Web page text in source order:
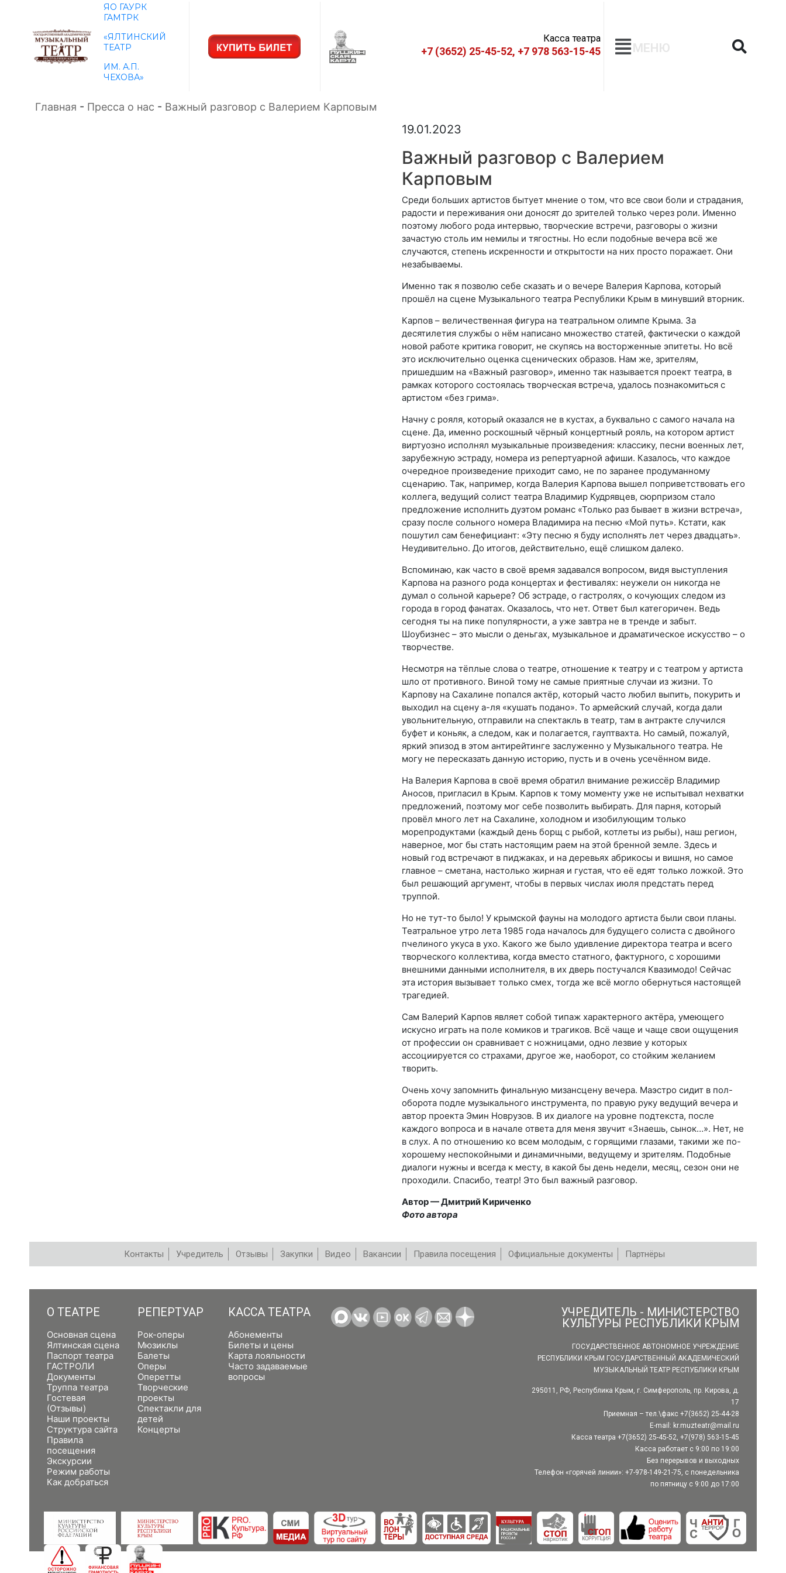
ЯО ГАУРК
ГАМТРК
«ЯЛТИНСКИЙ
ТЕАТР
ИМ. А.П.
ЧЕХОВА»
Касса театра
+7 (3652) 25-45-52, +7 978 563-15-45 МЕНЮ
Главная - Пресса о нас - Важный разговор с Валерием Карповым
19.01.2023
Важный разговор с Валерием
Карповым
Среди больших артистов бытует мнение о том, что все свои боли и страдания,
радости и переживания они доносят до зрителей только через роли. Именно
поэтому любого рода интервью, творческие встречи, разговоры о жизни
зачастую столь им немилы и тягостны. Но если подобные вечера всё же
случаются, степень искренности и открытости на них просто поражает. Они
незабываемы.
Именно так я позволю себе сказать и о вечере Валерия Карпова, который
прошёл на сцене Музыкального театра Республики Крым в минувший вторник.
Карпов – величественная фигура на театральном олимпе Крыма. За
десятилетия службы о нём написано множество статей, фактически о каждой
новой работе критика говорит, не скупясь на восторженные эпитеты. Но всё
это исключительно оценка сценических образов. Нам же, зрителям,
пришедшим на «Важный разговор», именно так называется проект театра, в
рамках которого состоялась творческая встреча, удалось познакомиться с
артистом «без грима».
Начну с рояля, который оказался не в кустах, а буквально с самого начала на
сцене. Да, именно роскошный чёрный концертный рояль, на котором артист
виртуозно исполнял музыкальные произведения: классику, песни военных лет,
зарубежную эстраду, номера из репертуарной афиши. Казалось, что каждое
очередное произведение приходит само, не по заранее продуманному
сценарию. Так, например, когда Валерия Карпова вышел поприветствовать его
коллега, ведущий солист театра Владимир Кудрявцев, сюрпризом стало
предложение исполнить дуэтом романс «Только раз бывает в жизни встреча»,
сразу после сольного номера Владимира на песню «Мой путь». Кстати, как
пошутил сам бенефициант: «Эту песню я буду исполнять лет через двадцать».
Неудивительно. До итогов, действительно, ещё слишком далеко.
Вспоминаю, как часто в своё время задавался вопросом, видя выступления
Карпова на разного рода концертах и фестивалях: неужели он никогда не
думал о сольной карьере? Об эстраде, о гастролях, о кочующих следом из
города в город фанатах. Оказалось, что нет. Ответ был категоричен. Ведь
сегодня ты на пике популярности, а уже завтра не в тренде и забыт.
Шоубизнес – это мысли о деньгах, музыкальное и драматическое искусство – о
творчестве.
Несмотря на тёплые слова о театре, отношение к театру и с театром у артиста
шло от противного. Виной тому не самые приятные случаи из жизни. То
Карпову на Сахалине попался актёр, который часто любил выпить, покурить и
выходил на сцену а-ля «кушать подано». То армейский случай, когда дали
увольнительную, отправили на спектакль в театр, там в антракте случился
буфет и коньяк, а следом, как и полагается, гауптвахта. Но самый, пожалуй,
яркий эпизод в этом антирейтинге заслуженно у Музыкального театра. Не
могу не пересказать данную историю, пусть и в очень усечённом виде.
На Валерия Карпова в своё время обратил внимание режиссёр Владимир
Аносов, пригласил в Крым. Карпов к тому моменту уже не испытывал нехватки
предложений, поэтому мог себе позволить выбирать. Для парня, который
провёл много лет на Сахалине, холодном и изобилующим только
морепродуктами (каждый день борщ с рыбой, котлеты из рыбы), наш регион,
наверное, мог бы стать настоящим раем на этой бренной земле. Здесь и
новый год встречают в пиджаках, и на деревьях абрикосы и вишня, но самое
главное – сметана, настолько жирная и густая, что её едят только ложкой. Это
был решающий аргумент, чтобы в первых числах июля предстать перед
труппой.
Но не тут-то было! У крымской фауны на молодого артиста были свои планы.
Театральное утро лета 1985 года началось для будущего солиста с двойного
пчелиного укуса в ухо. Какого же было удивление директора театра и всего
творческого коллектива, когда вместо статного, фактурного, с хорошими
внешними данными исполнителя, в их дверь постучался Квазимодо! Сейчас
эта история вызывает только смех, тогда же всё могло обернуться настоящей
трагедией.
Сам Валерий Карпов являет собой типаж характерного актёра, умеющего
искусно играть на поле комиков и трагиков. Всё чаще и чаще свои ощущения
от профессии он сравнивает с ножницами, одно лезвие у которых
ассоциируется со страхами, другое же, наоборот, со стойким желанием
творить.
Очень хочу запомнить финальную мизансцену вечера. Маэстро сидит в пол-
оборота подле музыкального инструмента, по правую руку ведущий вечера и
автор проекта Эмин Новрузов. В их диалоге на уровне подтекста, после
каждого вопроса и в начале ответа для меня звучит «Знаешь, сынок…». Нет, не
в слух. А по отношению ко всем молодым, с горящими глазами, такими же по-
хорошему неспокойными и динамичными, ведущему и зрителям. Подобные
диалоги нужны и всегда к месту, в какой бы день недели, месяц, сезон они не
проходили. Спасибо, театр! Это был важный разговор.
Автор — Дмитрий Кириченко
Фото автора
Контакты Учредитель Отзывы Закупки Видео Вакансии Правила посещения Официальные документы Партнёры
О ТЕАТРЕ
Основная сцена
Ялтинская сцена
Паспорт театра
ГАСТРОЛИ
Документы
Труппа театра
Гостевая
(Отзывы)
Наши проекты
Структура сайта
Правила
посещения
Экскурсии
Режим работы
Как добраться
РЕПЕРТУАР
Рок-оперы
Мюзиклы
Балеты
Оперы
Оперетты
Творческие
проекты
Спектакли для
детей
Концерты
КАССА ТЕАТРА
Абонементы
Билеты и цены
Карта лояльности
Часто задаваемые
вопросы
УЧРЕДИТЕЛЬ - МИНИСТЕРСТВО
КУЛЬТУРЫ РЕСПУБЛИКИ КРЫМ
ГОСУДАРСТВЕННОЕ АВТОНОМНОЕ УЧРЕЖДЕНИЕ
РЕСПУБЛИКИ КРЫМ ГОСУДАРСТВЕННЫЙ АКАДЕМИЧЕСКИЙ
МУЗЫКАЛЬНЫЙ ТЕАТР РЕСПУБЛИКИ КРЫМ
295011, РФ, Республика Крым, г. Симферополь, пр. Кирова, д.
17
Приемная – тел.\факс +7(3652) 25-44-28
E-mail: kr.muzteatr@mail.ru
Касса театра +7(3652) 25-45-52, +7(978) 563-15-45
Касса работает с 9:00 по 19:00
Без перерывов и выходных
Телефон «горячей линии»: +7-978-149-21-75, с понедельника
по пятницу с 9:00 до 17:00